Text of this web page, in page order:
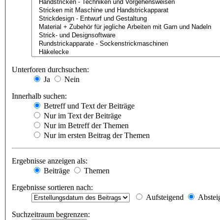
Unterforen durchsuchen:
Ja
Nein
Innerhalb suchen:
Betreff und Text der Beiträge
Nur im Text der Beiträge
Nur im Betreff der Themen
Nur im ersten Beitrag der Themen
Ergebnisse anzeigen als:
Beiträge
Themen
Ergebnisse sortieren nach:
Aufsteigend
Suchzeitraum begrenzen: